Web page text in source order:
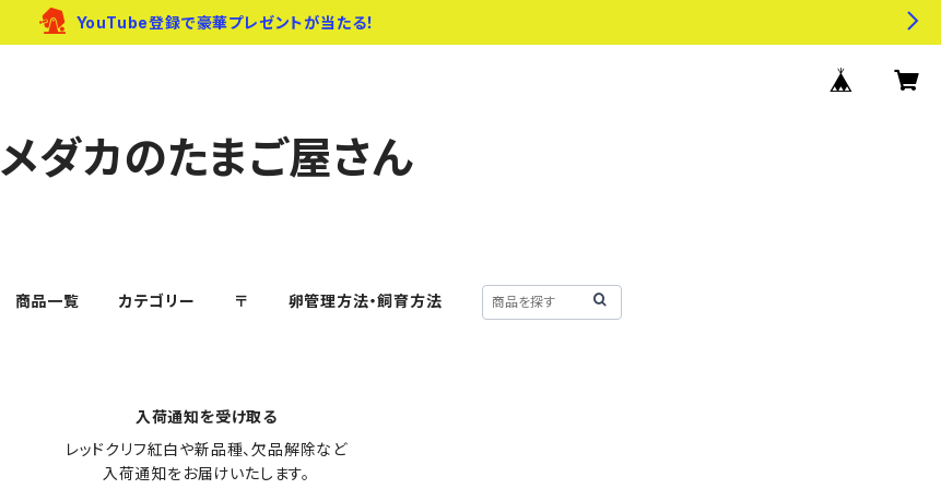
YouTube登録で豪華プレゼントが当たる！
メダカのたまご屋さん
商品一覧 カテゴリー 〒 卵管理方法・飼育方法
入荷通知を受け取る
レッドクリフ紅白や新品種、欠品解除など
入荷通知をお届けいたします。